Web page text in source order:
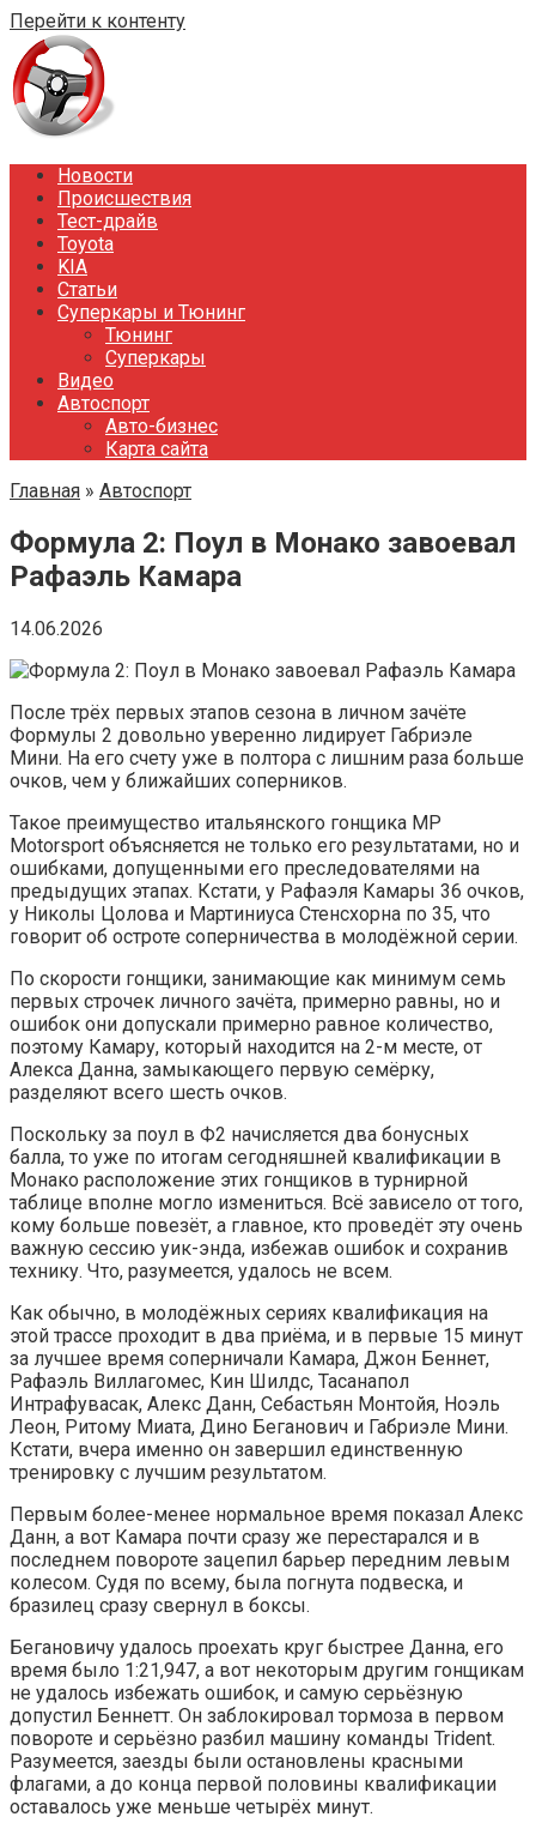
Перейти к контенту
Новости
Происшествия
Тест-драйв
Toyota
KIA
Статьи
Суперкары и Тюнинг
Тюнинг
Суперкары
Видео
Автоспорт
Авто-бизнес
Карта сайта
Главная » Автоспорт
Формула 2: Поул в Монако завоевал
Рафаэль Камара
14.06.2026
После трёх первых этапов сезона в личном зачёте
Формулы 2 довольно уверенно лидирует Габриэле
Мини. На его счету уже в полтора с лишним раза больше
очков, чем у ближайших соперников.
Такое преимущество итальянского гонщика MP
Motorsport объясняется не только его результатами, но и
ошибками, допущенными его преследователями на
предыдущих этапах. Кстати, у Рафаэля Камары 36 очков,
у Николы Цолова и Мартиниуса Стенсхорна по 35, что
говорит об остроте соперничества в молодёжной серии.
По скорости гонщики, занимающие как минимум семь
первых строчек личного зачёта, примерно равны, но и
ошибок они допускали примерно равное количество,
поэтому Камару, который находится на 2-м месте, от
Алекса Данна, замыкающего первую семёрку,
разделяют всего шесть очков.
Поскольку за поул в Ф2 начисляется два бонусных
балла, то уже по итогам сегодняшней квалификации в
Монако расположение этих гонщиков в турнирной
таблице вполне могло измениться. Всё зависело от того,
кому больше повезёт, а главное, кто проведёт эту очень
важную сессию уик-энда, избежав ошибок и сохранив
технику. Что, разумеется, удалось не всем.
Как обычно, в молодёжных сериях квалификация на
этой трассе проходит в два приёма, и в первые 15 минут
за лучшее время соперничали Камара, Джон Беннет,
Рафаэль Виллагомес, Кин Шилдс, Тасанапол
Интрафувасак, Алекс Данн, Себастьян Монтойя, Ноэль
Леон, Ритому Миата, Дино Беганович и Габриэле Мини.
Кстати, вчера именно он завершил единственную
тренировку с лучшим результатом.
Первым более-менее нормальное время показал Алекс
Данн, а вот Камара почти сразу же перестарался и в
последнем повороте зацепил барьер передним левым
колесом. Судя по всему, была погнута подвеска, и
бразилец сразу свернул в боксы.
Бегановичу удалось проехать круг быстрее Данна, его
время было 1:21,947, а вот некоторым другим гонщикам
не удалось избежать ошибок, и самую серьёзную
допустил Беннетт. Он заблокировал тормоза в первом
повороте и серьёзно разбил машину команды Trident.
Разумеется, заезды были остановлены красными
флагами, а до конца первой половины квалификации
оставалось уже меньше четырёх минут.